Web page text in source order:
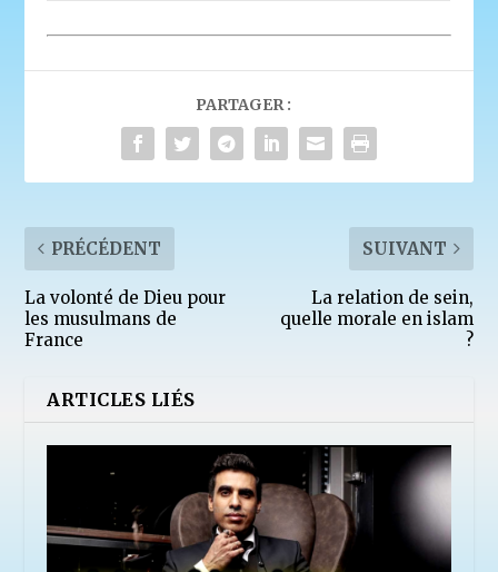
PARTAGER :
PRÉCÉDENT
La volonté de Dieu pour
les musulmans de
France
SUIVANT
La relation de sein,
quelle morale en islam
?
ARTICLES LIÉS